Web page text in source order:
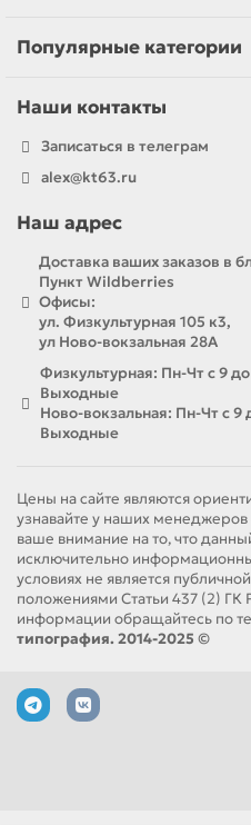
Популярные категории
Наши контакты
Записаться в телеграм
alex@kt63.ru
Наш адрес
Доставка ваших заказов в
Пункт Wildberries
Офисы:
ул. Физкультурная 105 к3,
ул Ново-вокзальная 28А
Физкультурная: Пн-Чт с 9
Выходные
Ново-вокзальная: Пн-Чт с 9
Выходные
Цены на сайте являются
узнавайте у наших
ваше внимание на то, что
исключительно
условиях не является
положениями Статьи 437 (2)
информации обращайтесь по
типография. 2014-2025 ©